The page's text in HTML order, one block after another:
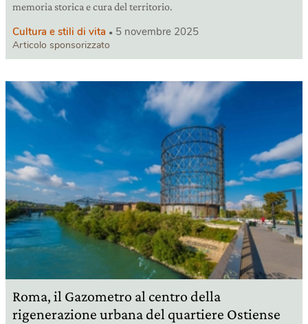
memoria storica e cura del territorio.
Cultura e stili di vita 5 novembre 2025
Articolo sponsorizzato
Roma, il Gazometro al centro della
rigenerazione urbana del quartiere Ostiense